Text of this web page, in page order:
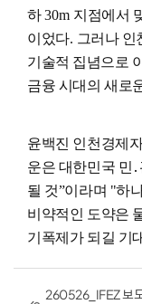
하30m 지점에서
이었다. 그러나 인
기술적 집념으로
금융 시대의 새로
윤백진 인천경제
운은 대한민국 민 ․
될 것”이라며 "하
비약적인 도약은
기폭제가 되길 기
260526_IFEZ 보